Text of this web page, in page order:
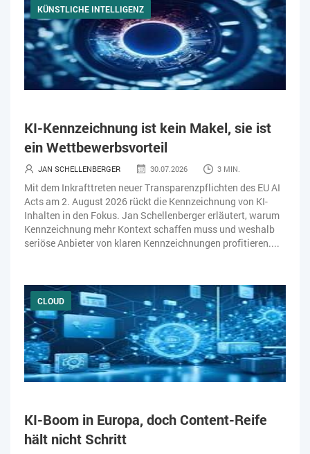
KÜNSTLICHE INTELLIGENZ
KI-Kennzeichnung ist kein Makel, sie ist
ein Wettbewerbsvorteil
JAN SCHELLENBERGER 30.07.2026 3 MIN.
Mit dem Inkrafttreten neuer Transparenzpflichten des EU AI
Acts am 2. August 2026 rückt die Kennzeichnung von KI-
Inhalten in den Fokus. Jan Schellenberger erläutert, warum
Kennzeichnung mehr Kontext schaffen muss und weshalb
seriöse Anbieter von klaren Kennzeichnungen profitieren....
CLOUD
KI-Boom in Europa, doch Content-Reife
hält nicht Schritt